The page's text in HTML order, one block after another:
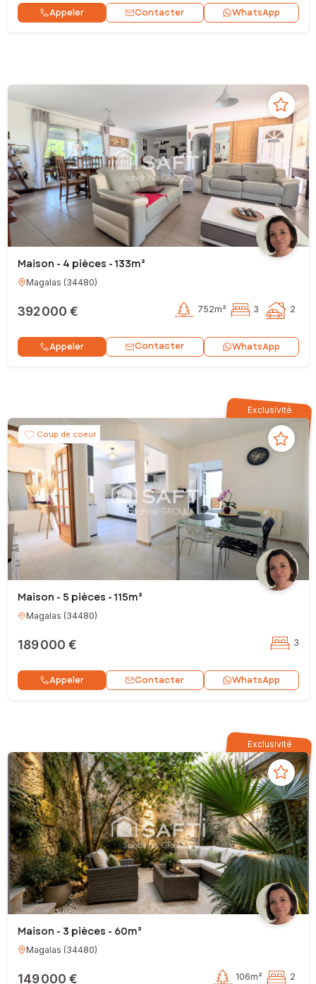
Appeler Contacter WhatsApp
Maison - 4 pièces - 133m²
Magalas (34480)
392 000 € 752m² 3 2
Appeler Contacter WhatsApp
Exclusivité
Coup de coeur
Maison - 5 pièces - 115m²
Magalas (34480)
189 000 € 3
Appeler Contacter WhatsApp
Exclusivité
Maison - 3 pièces - 60m²
Magalas (34480)
149 000 € 106m² 2